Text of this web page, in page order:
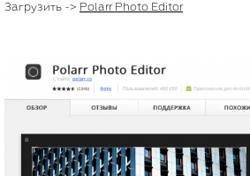
Загрузить -> Polarr Photo Editor